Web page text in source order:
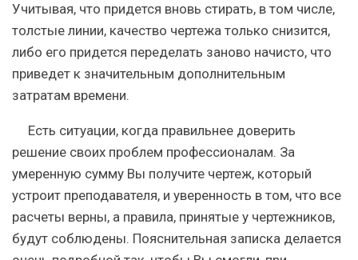
Учитывая, что придется вновь стирать, в том числе,
толстые линии, качество чертежа только снизится,
либо его придется переделать заново начисто, что
приведет к значительным дополнительным
затратам времени.
Есть ситуации, когда правильнее доверить
решение своих проблем профессионалам. За
умеренную сумму Вы получите чертеж, который
устроит преподавателя, и уверенность в том, что все
расчеты верны, а правила, принятые у чертежников,
будут соблюдены. Пояснительная записка делается